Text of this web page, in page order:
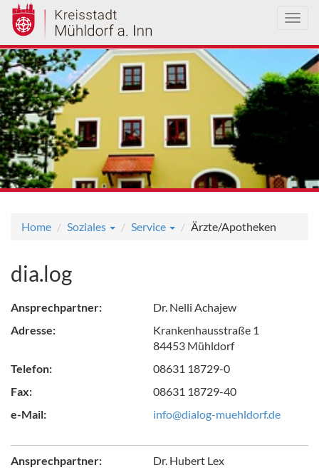
Direkt
zum
Inhalt
Home Soziales Service Ärzte/Apotheken
dia.log
Ansprechpartner:
Dr. Nelli Achajew
Adresse:
Krankenhausstraße 1
84453 Mühldorf
Telefon:
08631 18729-0
Fax:
08631 18729-40
e-Mail:
info@dialog-muehldorf.de
Ansprechpartner:
Dr. Hubert Lex